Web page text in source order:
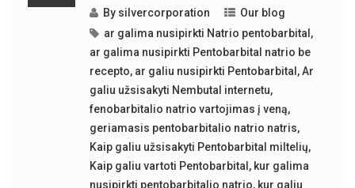
By silvercorporation
Our blog
ar galima nusipirkti Natrio pentobarbital,
ar galima nusipirkti Pentobarbital natrio be
recepto, ar galiu nusipirkti Pentobarbital,Ar
galiu užsisakyti Nembutal internetu,
fenobarbitalio natrio vartojimas į veną,
geriamasis pentobarbitalio natrio natris,
Kaip galiu užsisakyti Pentobarbital miltelių,
Kaip galiu vartoti Pentobarbital, kur galima
nusipirkti pentobarbitalio natrio, kur galiu